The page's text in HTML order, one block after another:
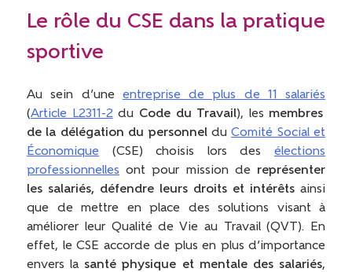
Le rôle du CSE dans la pratique
sportive
Au sein d’une entreprise de plus de 11 salariés
(Article L2311-2du Code du Travail), les membres
de la délégation du personnelduComité Social et
Économique (CSE) choisis lors des élections
professionnelles ont pour mission de représenter
les salariés, défendre leurs droits et intérêts ainsi
que de mettre en place des solutions visant à
améliorer leur Qualité de Vie au Travail (QVT). En
effet, le CSE accorde de plus en plus d’importance
envers la santé physique et mentale des salariés,